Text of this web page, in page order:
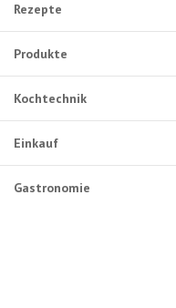
Rezepte
Produkte
Kochtechnik
Einkauf
Gastronomie